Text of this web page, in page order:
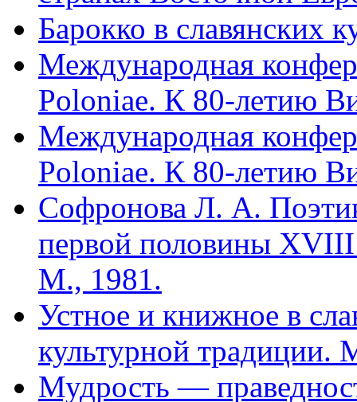
Барокко в славянских
Международная
Poloniae. К 80-летию
Международная
Poloniae. К 80-летию
Софронова Л. А.
первой половины
М., 1981.
Устное и книжное в
культурной традиции.
Мудрость —